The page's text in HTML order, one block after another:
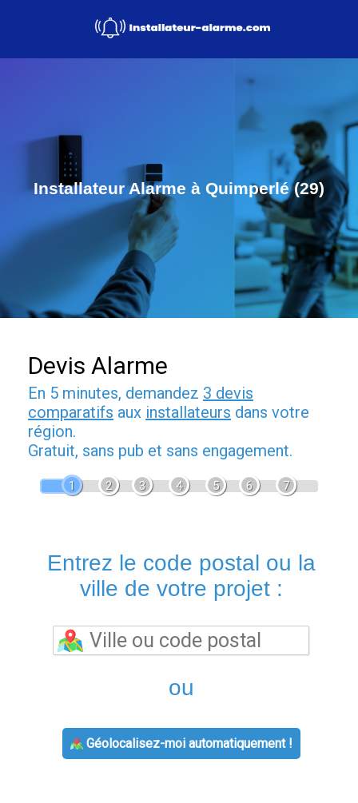
Installateur Alarme à Quimperlé (29)
Devis Alarme
En 5 minutes, demandez 3 devis
comparatifs aux installateurs dans votre
région.
Gratuit, sans pub et sans engagement.
1 2 3 4 5 6 7
Entrez le code postal ou la
ville de votre projet :
ou
Géolocalisez-moi automatiquement !